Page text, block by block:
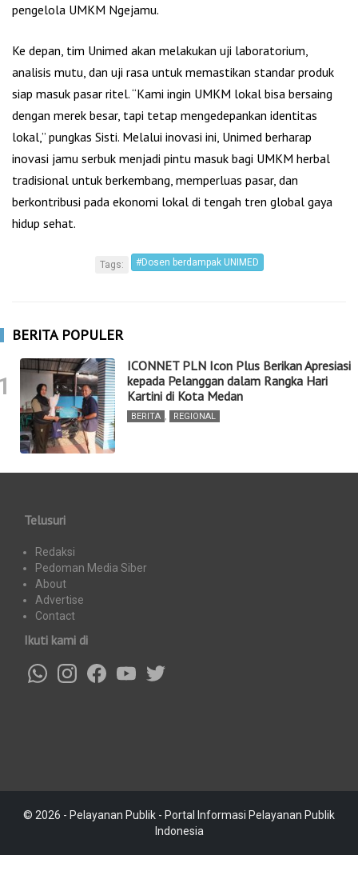
pengelola UMKM Ngejamu.
Ke depan, tim Unimed akan melakukan uji laboratorium,
analisis mutu, dan uji rasa untuk memastikan standar produk
siap masuk pasar ritel. “Kami ingin UMKM lokal bisa bersaing
dengan merek besar, tapi tetap mengedepankan identitas
lokal,” pungkas Sisti. Melalui inovasi ini, Unimed berharap
inovasi jamu serbuk menjadi pintu masuk bagi UMKM herbal
tradisional untuk berkembang, memperluas pasar, dan
berkontribusi pada ekonomi lokal di tengah tren global gaya
hidup sehat.
Tags: #Dosen berdampak UNIMED
BERITA POPULER
ICONNET PLN Icon Plus Berikan Apresiasi
kepada Pelanggan dalam Rangka Hari
Kartini di Kota Medan
BERITA , REGIONAL
Telusuri
Redaksi
Pedoman Media Siber
About
Advertise
Contact
Ikuti kami di
© 2026 - Pelayanan Publik - Portal Informasi Pelayanan Publik
Indonesia